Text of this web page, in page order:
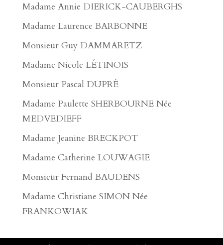
Madame Annie DIERICK-CAUBERGHS
Madame Laurence BARBONNE
Monsieur Guy DAMMARETZ
Madame Nicole LÉTINOIS
Monsieur Pascal DUPRÉ
Madame Paulette SHERBOURNE Née
MEDVEDIEFF
Madame Jeanine BRECKPOT
Madame Catherine LOUWAGIE
Monsieur Fernand BAUDENS
Madame Christiane SIMON Née
FRANKOWIAK